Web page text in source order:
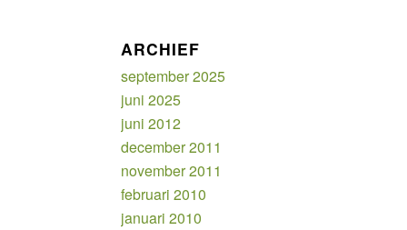
ARCHIEF
september 2025
juni 2025
juni 2012
december 2011
november 2011
februari 2010
januari 2010